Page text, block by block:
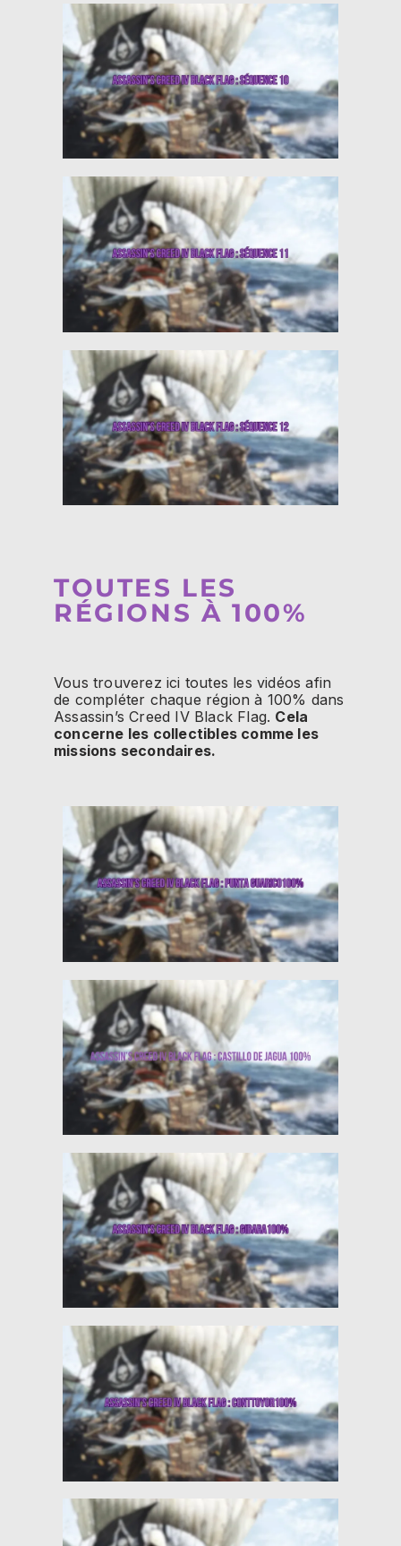
TOUTES LES
RÉGIONS À 100%
Vous trouverez ici toutes les vidéos afin
de compléter chaque région à 100% dans
Assassin’s Creed IV Black Flag. Cela
concerne les collectibles comme les
missions secondaires.